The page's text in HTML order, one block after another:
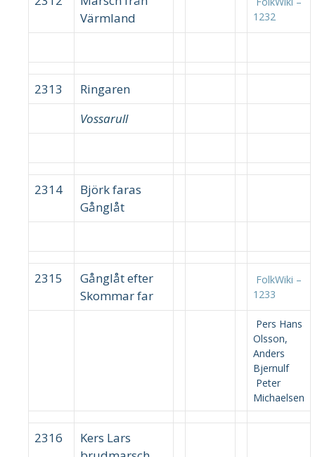
Värmland
1232
2313
Ringaren
Vossarull
2314
Björk faras
Gånglåt
2315
Gånglåt efter
Skommar far
FolkWiki –
1233
Pers Hans
Olsson,
Anders
Bjernulf
Peter
Michaelsen
2316
Kers Lars